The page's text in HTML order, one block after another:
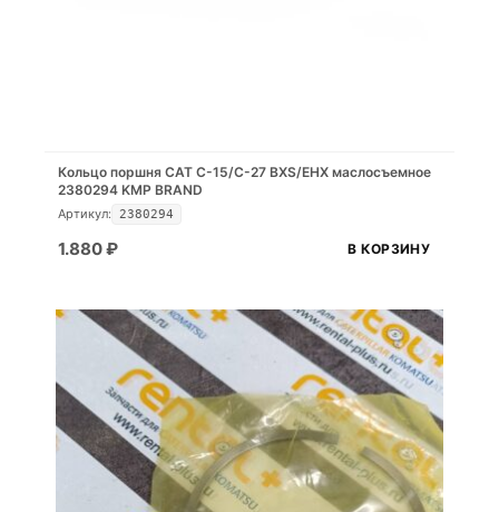
Кольцо поршня CAT C-15/C-27 BXS/EHX маслосъемное
2380294 KMP BRAND
Артикул: 2380294
1.880₽ В КОРЗИНУ